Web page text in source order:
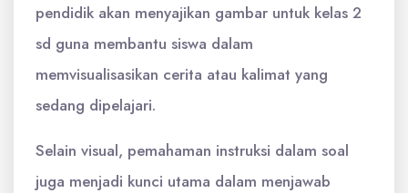
pendidik akan menyajikan gambar untuk kelas 2
sd guna membantu siswa dalam
memvisualisasikan cerita atau kalimat yang
sedang dipelajari.
Selain visual, pemahaman instruksi dalam soal
juga menjadi kunci utama dalam menjawab